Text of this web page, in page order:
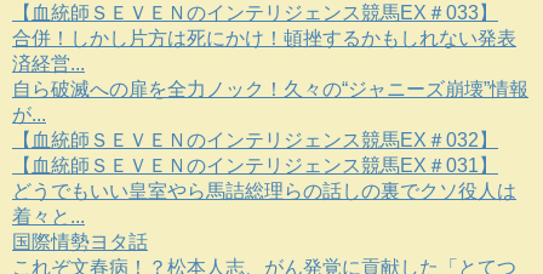
【血統師ＳＥＶＥＮのインテリジェンス競馬EX＃033】
合併！しかし片方は死にかけ！頓挫するかもしれない発表
済経営...
自ら破滅への扉を全力ノック！久々の“ジャニーズ崩壊”情報
が...
【血統師ＳＥＶＥＮのインテリジェンス競馬EX＃032】
【血統師ＳＥＶＥＮのインテリジェンス競馬EX＃031】
どうでもいい皇室やら馬詰総理らの話しの裏でクソ役人は
着々と...
国際情勢ヨタ話
これぞ文春病！？松本人志、がん発覚に貢献した「とてつ